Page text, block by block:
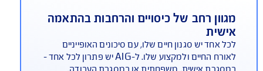
משלמים על ילד אחד ושאר הילדים בחינם
היתרונות שלך ב-AIG